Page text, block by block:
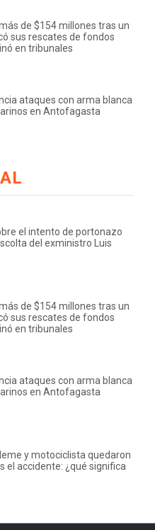
de $154 millones tras un
sus rescates de fondos
en tribunales
ataques con arma blanca
en Antofagasta
el intento de portonazo
del exministro Luis
de $154 millones tras un
sus rescates de fondos
en tribunales
ataques con arma blanca
en Antofagasta
y motociclista quedaron
el accidente: ¿qué significa